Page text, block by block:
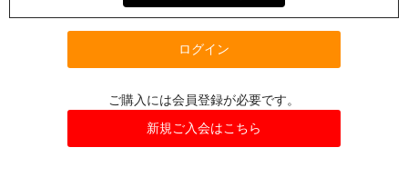
マスク
ログイン
ご購入には会員登録が必要です。
新規ご入会はこちら